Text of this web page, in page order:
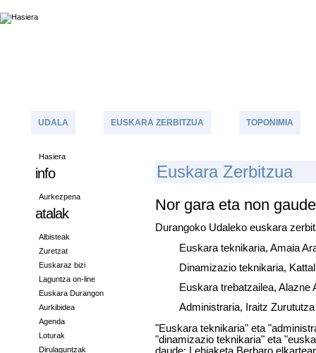
UDALA EUSKARA ZERBITZUA TOPONIMIA
Hasiera
info
Aurkezpena
atalak
Albisteak
Zuretzat
Euskaraz bizi
Laguntza on-line
Euskara Durangon
Aurkibidea
Agenda
Loturak
Dirulaguntzak
EUskara Zerbitzua
Nor gara eta non gaude
Durangoko Udaleko euskara
Euskara teknikaria, Amaia
Dinamizazio teknikaria,
Euskara trebatzailea, Alazne
Administraria, Iraitz
"Euskara teknikaria" eta
"dinamizazio teknikaria" eta
daude: Lehiaketa Berbaro